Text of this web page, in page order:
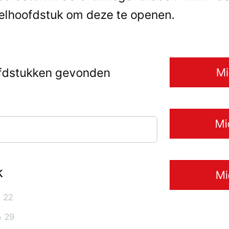
om deze te openen.
gevonden
22
29